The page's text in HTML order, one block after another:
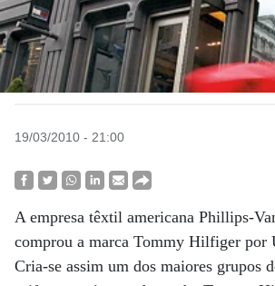
19/03/2010 - 21:00
A empresa têxtil americana Phillips-
comprou a marca Tommy Hilfiger por
Cria-se assim um dos maiores grupos